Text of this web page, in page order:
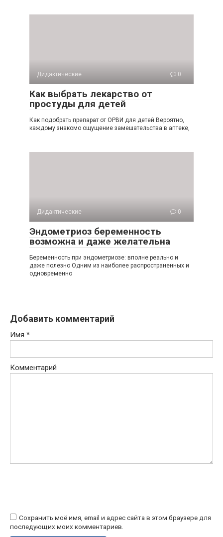
Дидактические 0
Как выбрать лекарство от
простуды для детей
Как подобрать препарат от ОРВИ для детей Вероятно,
каждому знакомо ощущение замешательства в аптеке,
Дидактические 0
Эндометриоз беременность
возможна и даже желательна
Беременность при эндометриозе: вполне реально и
даже полезно Одним из наиболее распространенных и
одновременно
Добавить комментарий
Имя *
Комментарий
Сохранить моё имя, email и адрес сайта в этом браузере для
последующих моих комментариев.